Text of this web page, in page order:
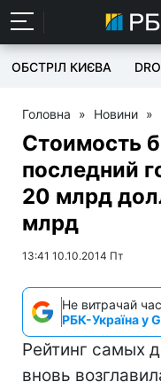
ОБСТРІЛ КИЄВА
Головна » Новини »
Стоимость
последний
20 млрд
млрд
13:41 10.10.2014 Пт
Не витрачай
РБК-Україна у
Рейтинг самых
вновь